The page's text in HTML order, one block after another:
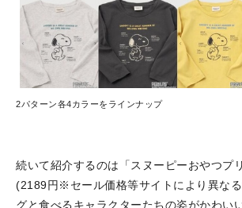
2パターン各4カラーをラインナップ
続いて紹介するのは「スヌーピーおやつプ
(2189円※セール価格等サイトにより異な
グと食べるキャラクターたちの姿がかわい